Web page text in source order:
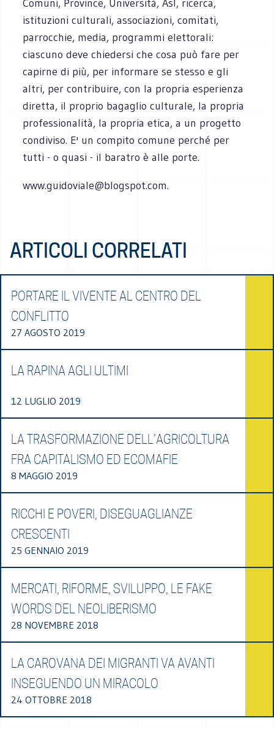
Comuni, Province, Università, Asl, ricerca,
istituzioni culturali, associazioni, comitati,
parrocchie, media, programmi elettorali:
ciascuno deve chiedersi che cosa può fare per
capirne di più, per informare se stesso e gli
altri, per contribuire, con la propria esperienza
diretta, il proprio bagaglio culturale, la propria
professionalità, la propria etica, a un progetto
condiviso. E' un compito comune perché per
tutti - o quasi - il baratro è alle porte.
www.guidoviale@blogspot.com.
ARTICOLI CORRELATI
PORTARE IL VIVENTE AL CENTRO DEL
CONFLITTO
27 AGOSTO 2019
LA RAPINA AGLI ULTIMI
12 LUGLIO 2019
LA TRASFORMAZIONE DELL’AGRICOLTURA
FRA CAPITALISMO ED ECOMAFIE
8 MAGGIO 2019
RICCHI E POVERI, DISEGUAGLIANZE
CRESCENTI
25 GENNAIO 2019
MERCATI, RIFORME, SVILUPPO, LE FAKE
WORDS DEL NEOLIBERISMO
28 NOVEMBRE 2018
LA CAROVANA DEI MIGRANTI VA AVANTI
INSEGUENDO UN MIRACOLO
24 OTTOBRE 2018